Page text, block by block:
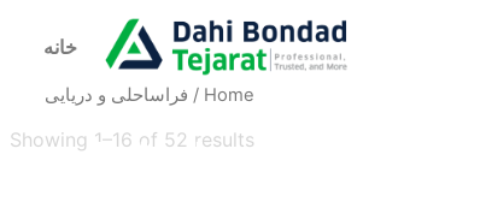
خانه
Home / فراساحلی و دریایی
فراساحلی و
Showing 1–16 of 52 results